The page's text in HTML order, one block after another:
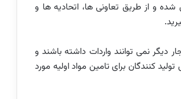
شده و از طریق تعاونی ها، اتحادیه ها و
دیگر نمی توانند واردات داشته باشند و
کنندگان برای تامین مواد اولیه مورد